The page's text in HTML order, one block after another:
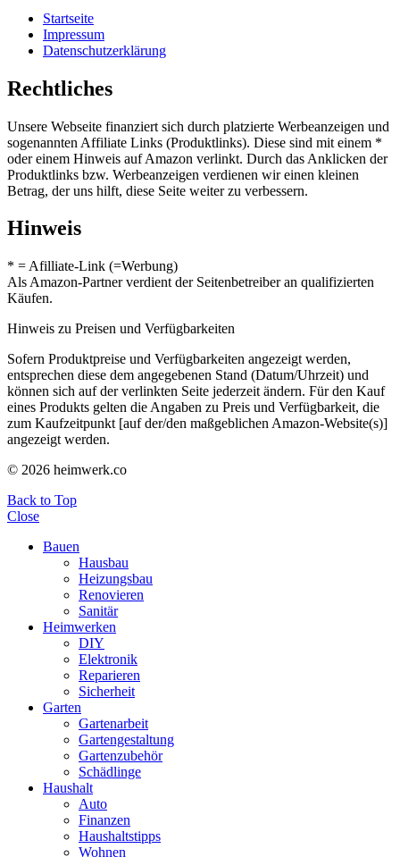
Startseite
Impressum
Datenschutzerklärung
Rechtliches
Unsere Webseite finanziert sich durch platzierte Werbeanzeigen und
sogenannten Affiliate Links (Produktlinks). Diese sind mit einem *
oder einem Hinweis auf Amazon verlinkt. Durch das Anklicken der
Produktlinks bzw. Werbeanzeigen verdienen wir einen kleinen
Betrag, der uns hilft, diese Seite weiter zu verbessern.
Hinweis
* = Afilliate-Link (=Werbung)
Als Amazon-Partner verdient der Seitenbetreiber an qualifizierten
Käufen.
Hinweis zu Preisen und Verfügbarkeiten
Sofern Produktpreise und Verfügbarkeiten angezeigt werden,
entsprechen diese dem angegebenen Stand (Datum/Uhrzeit) und
können sich auf der verlinkten Seite jederzeit ändern. Für den Kauf
eines Produkts gelten die Angaben zu Preis und Verfügbarkeit, die
zum Kaufzeitpunkt [auf der/den maßgeblichen Amazon-Website(s)]
angezeigt werden.
© 2026 heimwerk.co
Back to Top
Close
Bauen
Hausbau
Heizungsbau
Renovieren
Sanitär
Heimwerken
DIY
Elektronik
Reparieren
Sicherheit
Garten
Gartenarbeit
Gartengestaltung
Gartenzubehör
Schädlinge
Haushalt
Auto
Finanzen
Haushaltstipps
Wohnen